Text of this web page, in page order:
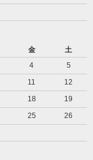
金
土
4
5
11
12
18
19
25
26